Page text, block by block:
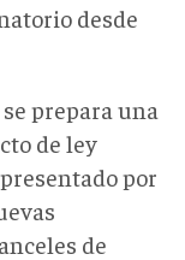
desde
prepara una
de ley
, presentado por
de